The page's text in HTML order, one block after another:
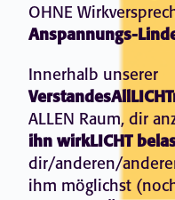
OHNE
Anspannungs-
Innerhalb unserer
ALLEN Raum, dir
ihn wirkLICHT
dir/anderen/
ihm möglichst